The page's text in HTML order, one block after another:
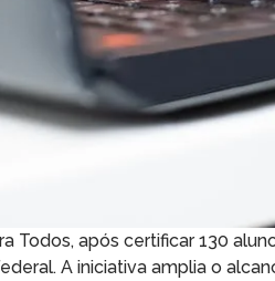
Todos, após certificar 130
A iniciativa amplia o